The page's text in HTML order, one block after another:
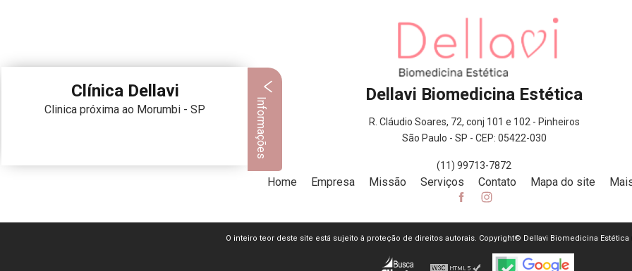
Dellavi Biomedicina Estética
R. Cláudio Soares, 72, conj 101 e 102 - Pinheiros
São Paulo - SP - CEP: 05422-030
(11) 99713-7872
Home Empresa Missão Serviços Contato Mapa do site
O inteiro teor deste site está sujeito à proteção de direitos autorais. Copyright© Dellavi Biomedicina Estética
Clínica Dellavi
Clinica próxima ao Morumbi - SP Informações